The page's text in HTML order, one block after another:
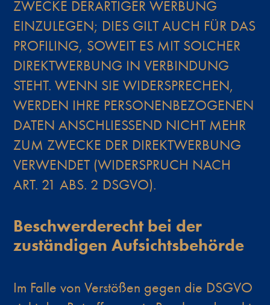
ZWECKE DERARTIGER WERBUNG
EINZULEGEN; DIES GILT AUCH FÜR DAS
PROFILING, SOWEIT ES MIT SOLCHER
DIREKTWERBUNG IN VERBINDUNG
STEHT. WENN SIE WIDERSPRECHEN,
WERDEN IHRE PERSONENBEZOGENEN
DATEN ANSCHLIESSEND NICHT MEHR
ZUM ZWECKE DER DIREKTWERBUNG
VERWENDET (WIDERSPRUCH NACH
ART. 21 ABS. 2 DSGVO).
Beschwerde­recht bei der
zuständigen Aufsichts­behörde
Im Falle von Verstößen gegen die DSGVO